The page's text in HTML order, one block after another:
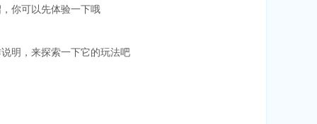
你可以先体验一下哦
明，来探索一下它的玩法吧